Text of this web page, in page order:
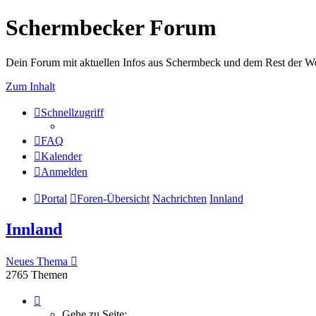
Schermbecker Forum
Dein Forum mit aktuellen Infos aus Schermbeck und dem Rest der
Zum Inhalt
Schnellzugriff
FAQ
Kalender
Anmelden
Portal Foren-Übersicht Nachrichten Innland
Innland
Neues Thema
2765 Themen